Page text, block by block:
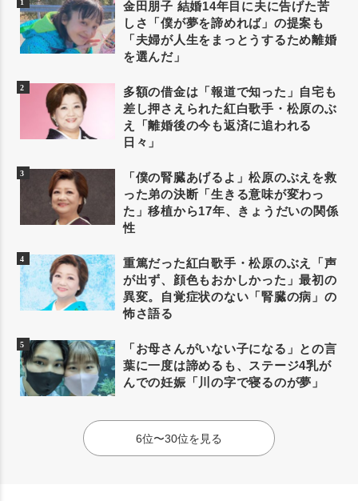
金田朋子 結婚14年目に夫に告げた苦
しさ「僕が夢を諦めれば」の提案も
「夫婦が人生をまっとうするため離婚
を選んだ」
多額の借金は「報道で知った」自宅も
差し押さえられた紅白歌手・松原のぶ
え「離婚後の今も返済に追われる
日々」
「僕の腎臓あげるよ」松原のぶえを救
った弟の決断「生きる意味が変わっ
た」移植から17年、きょうだいの関係
性
重篤だった紅白歌手・松原のぶえ「声
が出ず、顔色もおかしかった」最初の
異変。自覚症状のない「腎臓の病」の
怖さ語る
「お母さんがいない子になる」との言
葉に一度は諦めるも、ステージ4乳が
んでの妊娠「川の字で寝るのが夢」
6位〜30位を見る